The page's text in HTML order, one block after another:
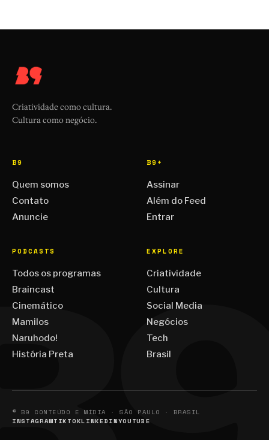
Criatividade como cultura.
Cultura como negócio.
B9
Quem somos
Contato
Anuncie
B9+
Assinar
Além do Feed
Entrar
PODCASTS
Todos os programas
Braincast
Cinemático
Mamilos
Naruhodo!
História Preta
EXPLORE
Criatividade
Cultura
Social Media
Negócios
Tech
Brasil
© B9 CONTEÚDO E MÍDIA · SÃO PAULO · BRASIL
INSTAGRAMTIKTOKLINKEDINYOUTUBE